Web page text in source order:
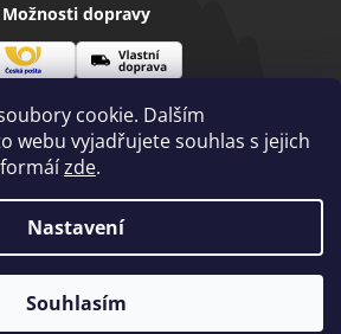
cookie. Dalším
webu vyjadřujete souhlas s jejich
zde.
Nastavení
Souhlasím
Možnosti dopravy
doprava
Mastercard
| mime digital
Copyright 2026
. Všechna práva
vyhrazena.